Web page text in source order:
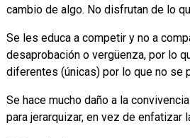
cambio de algo. No disfrutan de lo
Se les educa a competir y no a
desaprobación o vergüenza, por lo
diferentes (únicas) por lo que no se
Se hace mucho daño a la
para jerarquizar, en vez de enfatizar